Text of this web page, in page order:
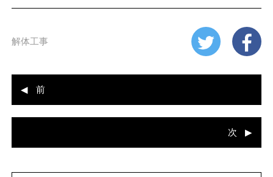
解体工事
前
次